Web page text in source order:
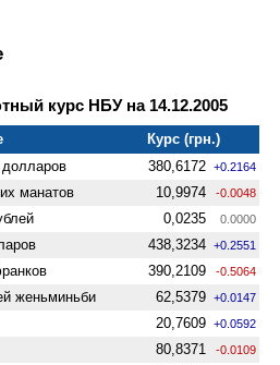
курс НБУ на 14.12.2005
Курс (грн.)
долларов 380,6172 +0.2164
манатов 10,9974 -0.0048
0,0235 0.0000
438,3234 +0.2551
390,2109 -0.5064
женьминьби 62,5379 +0.0147
20,7609 +0.0592
80,8371 -0.0109